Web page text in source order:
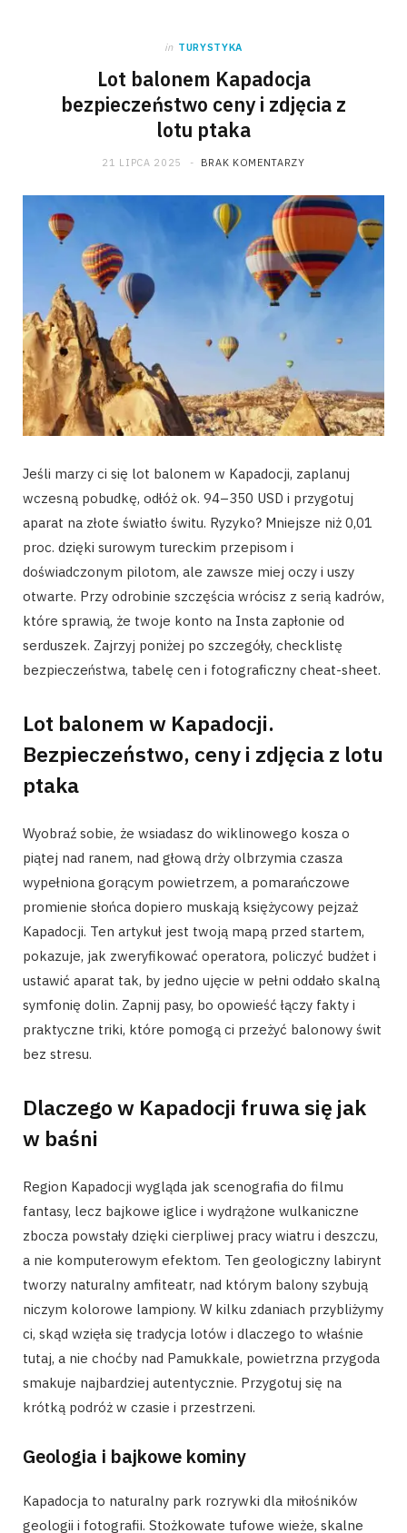
in TURYSTYKA
Lot balonem Kapadocja
bezpieczeństwo ceny i zdjęcia z
lotu ptaka
21 LIPCA 2025 BRAK KOMENTARZY
Jeśli marzy ci się lot balonem w Kapadocji, zaplanuj
wczesną pobudkę, odłóż ok. 94–350 USD i przygotuj
aparat na złote światło świtu. Ryzyko? Mniejsze niż 0,01
proc. dzięki surowym tureckim przepisom i
doświadczonym pilotom, ale zawsze miej oczy i uszy
otwarte. Przy odrobinie szczęścia wrócisz z serią kadrów,
które sprawią, że twoje konto na Insta zapłonie od
serduszek. Zajrzyj poniżej po szczegóły, checklistę
bezpieczeństwa, tabelę cen i fotograficzny cheat-sheet.
Lot balonem w Kapadocji.
Bezpieczeństwo, ceny i zdjęcia z lotu
ptaka
Wyobraź sobie, że wsiadasz do wiklinowego kosza o
piątej nad ranem, nad głową drży olbrzymia czasza
wypełniona gorącym powietrzem, a pomarańczowe
promienie słońca dopiero muskają księżycowy pejzaż
Kapadocji. Ten artykuł jest twoją mapą przed startem,
pokazuje, jak zweryfikować operatora, policzyć budżet i
ustawić aparat tak, by jedno ujęcie w pełni oddało skalną
symfonię dolin. Zapnij pasy, bo opowieść łączy fakty i
praktyczne triki, które pomogą ci przeżyć balonowy świt
bez stresu.
Dlaczego w Kapadocji fruwa się jak
w baśni
Region Kapadocji wygląda jak scenografia do filmu
fantasy, lecz bajkowe iglice i wydrążone wulkaniczne
zbocza powstały dzięki cierpliwej pracy wiatru i deszczu,
a nie komputerowym efektom. Ten geologiczny labirynt
tworzy naturalny amfiteatr, nad którym balony szybują
niczym kolorowe lampiony. W kilku zdaniach przybliżymy
ci, skąd wzięła się tradycja lotów i dlaczego to właśnie
tutaj, a nie choćby nad Pamukkale, powietrzna przygoda
smakuje najbardziej autentycznie. Przygotuj się na
krótką podróż w czasie i przestrzeni.
Geologia i bajkowe kominy
Kapadocja to naturalny park rozrywki dla miłośników
geologii i fotografii. Stożkowate tufowe wieże, skalne